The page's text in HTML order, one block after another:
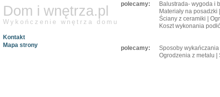
Dom i wnętrza.pl
Wykończenie wnętrza domu
Kontakt
Mapa strony
polecamy:
Balustrada- wygoda i
Materiały na posadzki
Ściany z ceramiki
Koszt wykonania
polecamy:
Sposoby
Ogrodzenia z metalu